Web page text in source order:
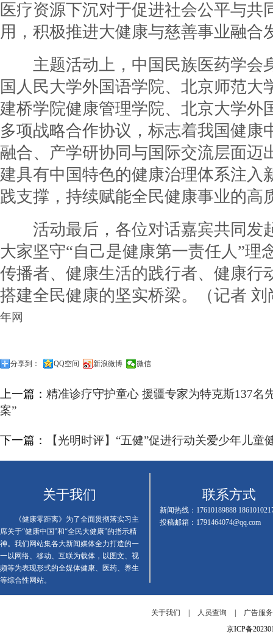
医疗资源下沉对于促进社会公平与共
用，积极推进大健康与慈善事业融合
主题活动上，中国民族医药学会
国人民大学外国语学院、北京师范大
建桥学院健康管理学院、北京大学外
多项战略合作协议，标志着我国健康
融合、产学研协同与国际交流层面迈
建具有中国特色的健康治理体系注入
践支撑，持续赋能全民健康事业的高
活动最后，各位对话嘉宾共同发
大家坚守“自己是健康第一责任人”理
传播者、健康生活的践行者、健康行
搭建全民健康的坚实桥梁。（记者 刘
年网
分享到： QQ空间 新浪微博 微信
上一篇： 精准诊疗守护童心 援疆专家为特克斯137名
案”
下一篇： 【光明时评】“五健”促进行动关爱少年儿童
关于我们
《健康零距离》为了全面贯彻落实习主
席关于“健康中国”和“全民大健康”的指示精
神。我们网站集各大新闻媒体全力打造的一
一以网络、移动、互联为载体，以图文、视
频等为表现形式的全媒体健康、医药、养生
等综合性网站。
联系方式
新闻热线：17610189888
投稿邮箱：1791464074@qq.com
关于我们 人员查询
广告服
京ICP备